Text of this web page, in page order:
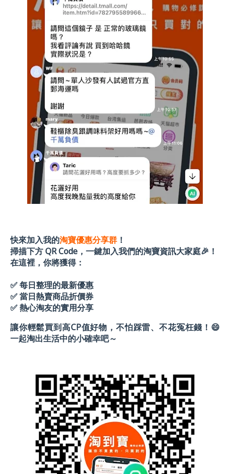
快來加入我的淘寶優惠分享群 ！
掃描下方 QR Code，一鍵加入我們的淘寶資訊大家庭🎉！
在這裡，你將獲得：
✅每日整理的最新優惠
✅當日熱賣商品折價券
✅熱心淘友的實用分享
讓你輕鬆買到高CP值好物，不怕踩雷、不花冤枉錢！😄
一起淘出生活中的小確幸吧～